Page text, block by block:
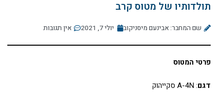
תולדותיו של מטוס קרב
שם המחבר: אבינעם מיסניקוב יולי 7, 2021 אין תגובות
פרטי המטוס
דגם: A-4N סקייהוק